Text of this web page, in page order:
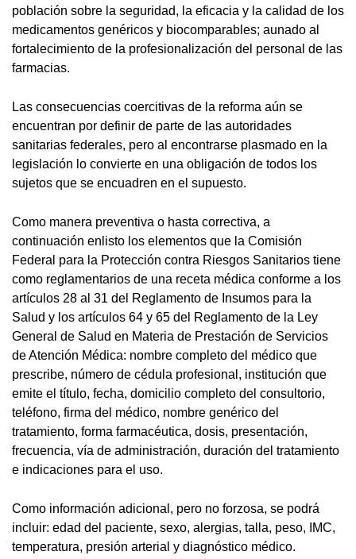
población sobre la seguridad, la eficacia y la calidad de los
medicamentos genéricos y biocomparables; aunado al
fortalecimiento de la profesionalización del personal de las
farmacias.
Las consecuencias coercitivas de la reforma aún se
encuentran por definir de parte de las autoridades
sanitarias federales, pero al encontrarse plasmado en la
legislación lo convierte en una obligación de todos los
sujetos que se encuadren en el supuesto.
Como manera preventiva o hasta correctiva, a
continuación enlisto los elementos que la Comisión
Federal para la Protección contra Riesgos Sanitarios tiene
como reglamentarios de una receta médica conforme a los
artículos 28 al 31 del Reglamento de Insumos para la
Salud y los artículos 64 y 65 del Reglamento de la Ley
General de Salud en Materia de Prestación de Servicios
de Atención Médica: nombre completo del médico que
prescribe, número de cédula profesional, institución que
emite el título, fecha, domicilio completo del consultorio,
teléfono, firma del médico, nombre genérico del
tratamiento, forma farmacéutica, dosis, presentación,
frecuencia, vía de administración, duración del tratamiento
e indicaciones para el uso.
Como información adicional, pero no forzosa, se podrá
incluir: edad del paciente, sexo, alergias, talla, peso, IMC,
temperatura, presión arterial y diagnóstico médico.